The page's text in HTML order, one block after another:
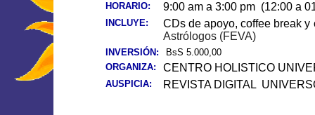
HORARIO: 9:00 am a 3:00 pm (12:00 a
INCLUYE: CDs de apoyo,coffee breaky
Astrólogos (FEVA)
INVERSIÓN:
BsS 5.000,00
ORGANIZA:
CENTRO HOLISTICO
AUSPICIA: REVISTA DIGITAL